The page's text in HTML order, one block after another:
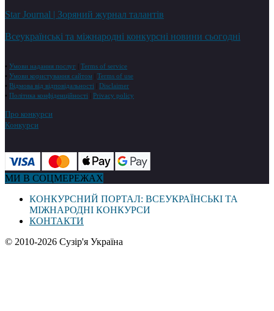
Star Journal | Зоряний журнал талантів
Всеукраїнські та міжнародні конкурсні новини сьогодні
• Умови надання послуг
Terms of service
• Умови користування сайтом
Terms of use
• Відмова від відповідальності
Disclaimer
• Політика конфіденційності Privacy policy
Про конкурси
Конкурси
МИ В СОЦМЕРЕЖАХ
КОНКУРСНИЙ ПОРТАЛ: ВСЕУКРАЇНСЬКІ ТА
МІЖНАРОДНІ КОНКУРСИ
КОНТАКТИ
© 2010-2026 Сузір'я Україна